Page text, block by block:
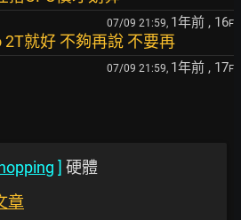
07/09 21:59, 1年前 , 16F
2T就好 不夠再說 不要再
07/09 21:59, 1年前 , 17F
] 硬體
章